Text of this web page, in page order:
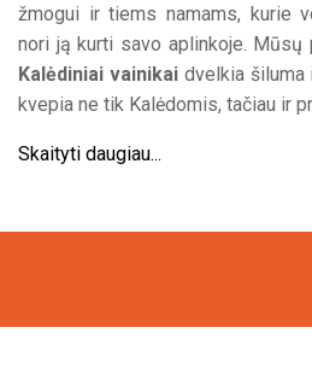
žmogui ir tiems namams, kurie
nori ją kurti savo aplinkoje.
Kalėdiniai vainikaidvelkia šiluma
kvepia ne tik Kalėdomis, tačiau ir
Skaityti daugiau...